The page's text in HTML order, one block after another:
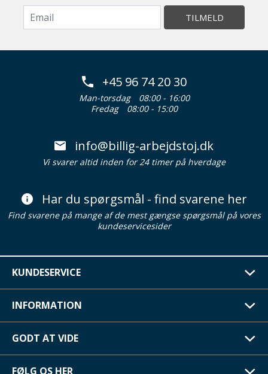
TILMELD
+45 96 74 20 30
Man-torsdag
08:00 - 16:00
Fredag
08:00 - 15:00
info@billig-arbejdstoj.dk
Vi svarer altid inden for 24 timer på hverdage
Har du spørgsmål - find svarene her
Find svarene på mange af de mest gængse spørgsmål på vores
kundeservicesider
KUNDESERVICE
INFORMATION
GODT AT VIDE
FØLG OS HER